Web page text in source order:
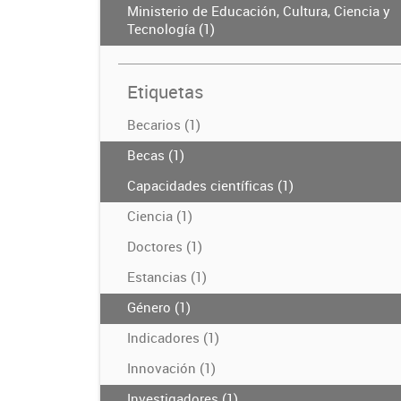
Ministerio de Educación, Cultura, Ciencia y
Tecnología (1)
Etiquetas
Becarios (1)
Becas (1)
Capacidades científicas (1)
Ciencia (1)
Doctores (1)
Estancias (1)
Género (1)
Indicadores (1)
Innovación (1)